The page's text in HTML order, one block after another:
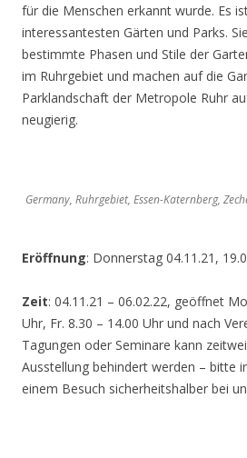
für die Menschen erkannt wurde. Es
interessantesten Gärten und Parks.
bestimmte Phasen und Stile der
im Ruhrgebiet und machen auf die
Parklandschaft der Metropole Ruhr
neugierig.
Germany, Ruhrgebiet, Essen-Katernberg,
Eröffnung: Donnerstag 04.11.21,
Zeit: 04.11.21 – 06.02.22, geöffnet
Uhr, Fr. 8.30 – 14.00 Uhr und nach
Tagungen oder Seminare kann
Ausstellung behindert werden – bitte
einem Besuch sicherheitshalber bei